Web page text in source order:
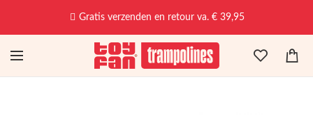
Gratis verzenden en retour va. € 39,95